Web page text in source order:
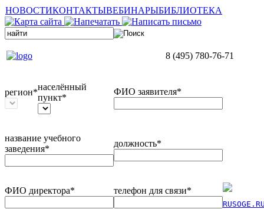
НОВОСТИКОНТАКТЫВЕБИНАРЫБИБЛИОТЕКА
8 (495) 780-76-71
регион*
населённый
пункт*
ФИО заявителя*
название учебного
заведения*
должность*
ФИО директора* телефон для связи*